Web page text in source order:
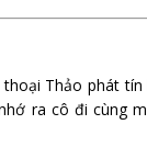
Thảo phát
ra cô đi cùng